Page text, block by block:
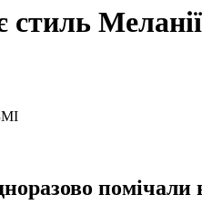
стиль
помічали